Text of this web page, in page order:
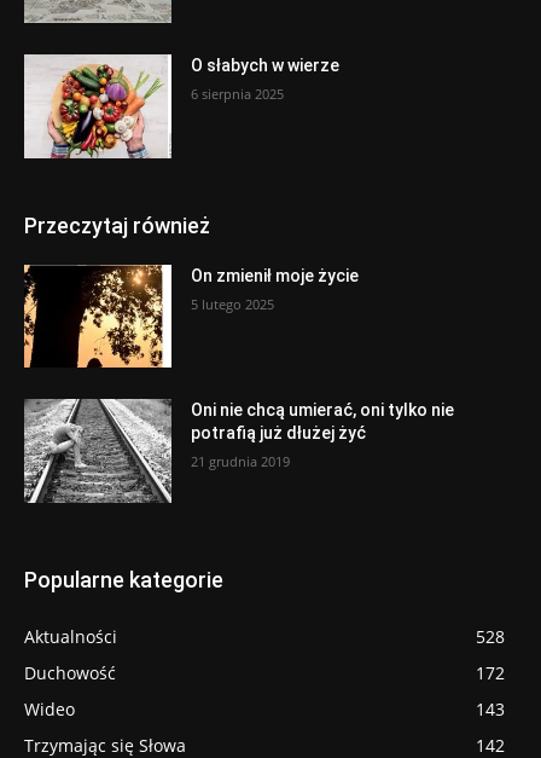
O słabych w wierze
6 sierpnia 2025
Przeczytaj również
On zmienił moje życie
5 lutego 2025
Oni nie chcą umierać, oni tylko nie
potrafią już dłużej żyć
21 grudnia 2019
Popularne kategorie
Aktualności
528
Duchowość
172
Wideo
143
Trzymając się Słowa
142